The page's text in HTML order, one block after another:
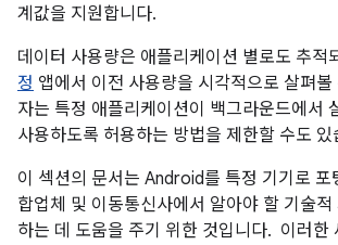
계값을 지원합니다.
데이터 사용량은 애플리케이션 별로도 추적
정 앱에서 이전 사용량을 시각적으로 살펴
자는 특정 애플리케이션이 백그라운드에서
사용하도록 허용하는 방법을 제한할 수도 있
이 섹션의 문서는 Android를 특정 기기로 포
합업체 및 이동통신사에서 알아야 할 기술적
하는 데 도움을 주기 위한 것입니다. 이러한